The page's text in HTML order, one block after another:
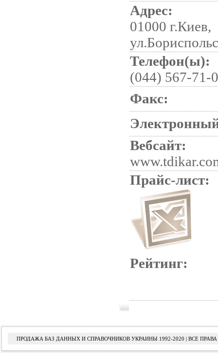
Адрес:
01000 г.Киев,
Телефон(ы):
(044) 567-71-
Факс:
Вебсайт:
Прайс-лист:
Рейтинг:
ПРОДАЖА БАЗ ДАННЫХ И СПРАВОЧНИКОВ УКРАИНЫ 1992-2020 | ВСЕ